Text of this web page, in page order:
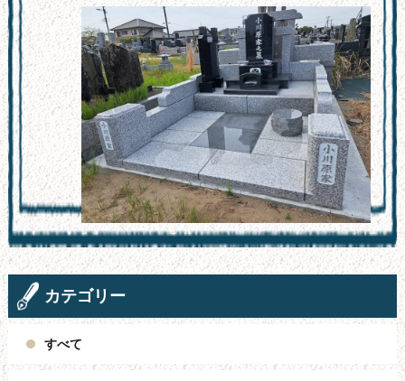
カテゴリー
すべて